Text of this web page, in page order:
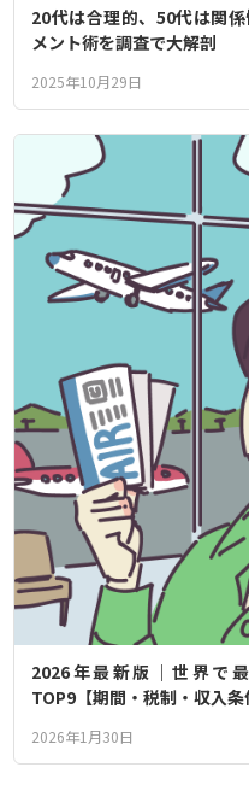
20代は合理的、50代は関
メント術を調査で大解剖
2025年10月29日
2026年最新版｜世界で
TOP9【期間・税制・収入条
2026年1月30日